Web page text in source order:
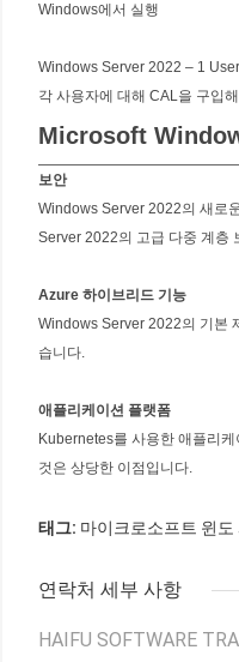
Windows에서 실행
Windows Server 2022 – 1
각 사용자에 대해 CAL을 구입
Microsoft
보안
Windows Server 2022의 새로
Server 2022의 고급 다중 계층
Azure 하이브리드 기능
Windows Server 2022의 기본
습니다.
애플리케이션 플랫폼
Kubernetes를 사용한 애플리
것은 상당한 이점입니다.
태그: 마이크로소프트 윈
연락처 세부 사항
HAIFU SOFTWARE